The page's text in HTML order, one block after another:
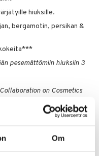
Om
hiuksille.
bergamotin, persikan &
pesemättömiin hiuksiin 3
on Cosmetics
Serumilla. Pumppaa 1–3
pituuksiin ja